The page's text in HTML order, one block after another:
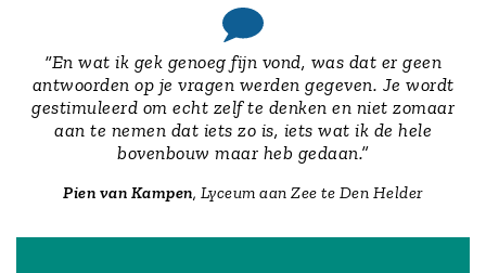
“En wat ik gek genoeg fijn vond, was dat er geen
antwoorden op je vragen werden gegeven. Je wordt
gestimuleerd om echt zelf te denken en niet zomaar
aan te nemen dat iets zo is, iets wat ik de hele
bovenbouw maar heb gedaan.”
Pien van Kampen, Lyceum aan Zee te Den Helder